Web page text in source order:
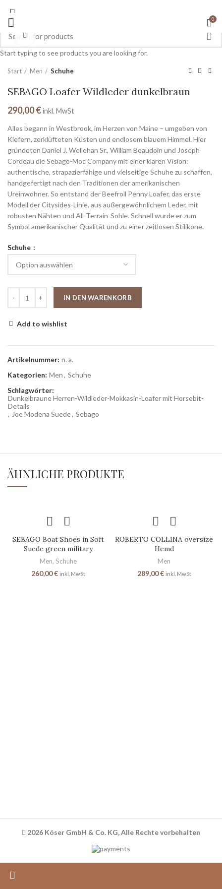
0
Click to enlarge
Start Men Schuhe
SEBAGO Loafer Wildleder dunkelbraun
290,00€inkl. MwSt
Alles begann in Westbrook, im Herzen von Maine – umgeben von
Kiefern, zerklüfteten Küsten und endlosem blauem Himmel. Hier
gründeten Daniel J. Wellehan Sr., William Beaudoin und Joseph
Cordeau die Sebago-Moc Company mit einer klaren Vision:
authentische, strapazierfähige und vielseitige Schuhe zu schaffen,
handgefertigt nach den Traditionen der amerikanischen
Ureinwohner. So entstand der Beefroll Penny Loafer, das erste
Modell der Citysides-Linie, aus außergewöhnlichem Leder, mit
robusten Nähten und All-Terrain-Sohle. Schnell wurde er zum
Symbol amerikanischer Qualität und zu einer zeitlosen Stilikone.
Schuhe
IN DEN WARENKORB
Add to wishlist
Artikelnummer: n. a.
Kategorien: Men, Schuhe
Schlagwörter:
Dunkelbraune Herren-Wildleder-Mokkasin-Loafer mit Horsebit-
Details
, Joe Modena Suede, Sebago
ÄHNLICHE PRODUKTE
SEBAGO Boat Shoes in Soft
Suede green military
Men, Schuhe
260,00€ inkl. MwSt
ROBERTO COLLINA oversize
Hemd
Men
289,00€ inkl. MwSt
2026 Köser GmbH & Co. KG, Alle Rechte vorbehalten
Start typing to see products you are looking for.